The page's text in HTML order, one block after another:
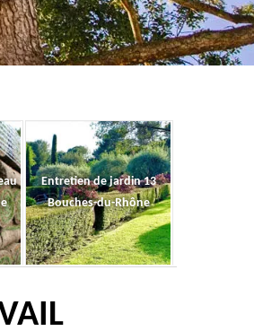
Entretien de jardin 13
Bouches-du-Rhône